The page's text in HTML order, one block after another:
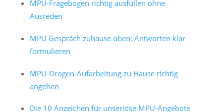
MPU-Fragebogen richtig ausfüllen ohne
Ausreden
MPU Gespräch zuhause üben: Antworten klar
formulieren
MPU-Drogen-Aufarbeitung zu Hause richtig
angehen
Die 10 Anzeichen für unseriöse MPU-Angebote